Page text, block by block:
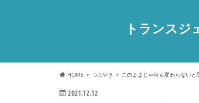
トランスジ
HOME つぶやき このままじゃ何も変わらないと
2021.12.12